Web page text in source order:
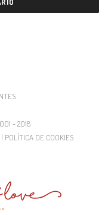
- 2018
POLÍTICA DE COOKIES